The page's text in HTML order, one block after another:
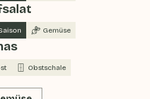
Gemüse
Obstschale